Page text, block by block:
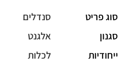
סוג פריט
סנדלים
סגנון
אלגנט
ייחודיות
לכלות